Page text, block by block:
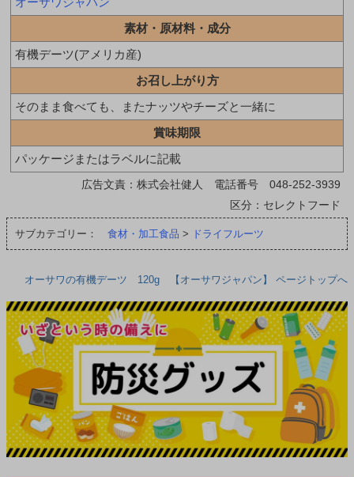
素材・原材料・成分
有機デーツ(アメリカ産)
お召し上がり方
そのまま食べても、またナッツやチーズと一緒に
賞味期限
パッケージまたはラベルに記載
広告文責：株式会社健人 電話番号 048-252-3939
区分：セレクトフード
サブカテゴリー： 食材・加工食品 > ドライフルーツ
オーサワの有機デーツ 120g 【オーサワジャパン】 ページトップへ